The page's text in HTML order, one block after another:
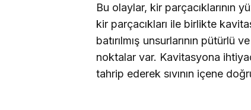
Bu olaylar, kir parçacıklarının
kir parçacıkları ile birlikte
batırılmış unsurlarının pütürlü
noktalar var. Kavitasyona
tahrip ederek sıvının içene